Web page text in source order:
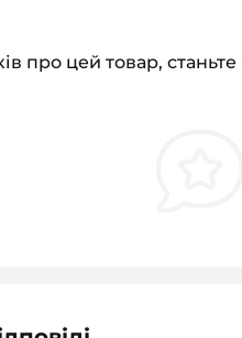
про цей товар,